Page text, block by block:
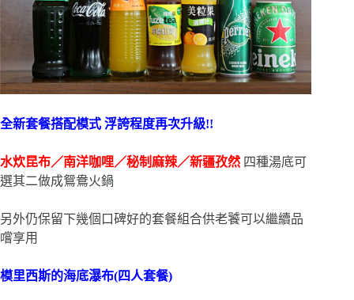
全新套餐搭配模式 浮誇程度再次升級!!
水炊昆布／南洋咖哩／秘制麻辣／新疆孜然 四種湯底可
選其二做成鴛鴦火鍋
另外仍保留下幾個口碑好的套餐組合供老饕可以繼續品
嚐享用
模里西斯的海底瀑布(四人套餐)